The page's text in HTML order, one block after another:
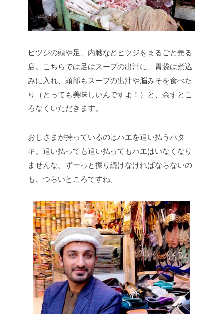
ヒツジの頭や足、内臓などヒツジをまるごと売る
店。こちらでは足はスープの出汁に、胃袋は煮込
みに入れ、頭部もスープの出汁や脳みそを食べた
り（とっても美味しいんですよ！）と、余すとこ
ろなくいただきます。
おじさまが持っているのはハエを追い払うハタ
キ。追い払っても追い払ってもハエはいなくなり
ませんな。ずーっと振り続けなければならないの
も、つらいところですね。